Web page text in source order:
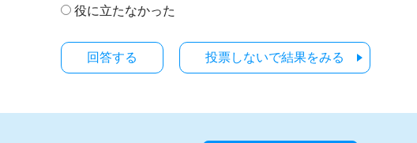
役に立たなかった
投票しないで結果をみる